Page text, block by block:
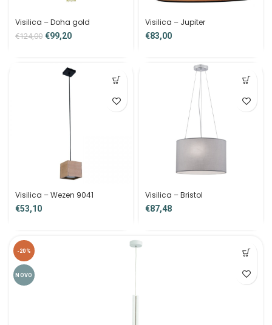
Visilica – Doha gold
€124,00 €99,20
Visilica – Jupiter
€
Visilica – Wezen 9041
€
Visilica – Bristol
€
-20%
NOVO